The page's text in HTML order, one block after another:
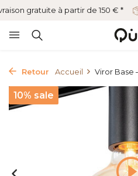
gratuite à partir de 150 € *
Retour Accueil Viror Base
10% sale